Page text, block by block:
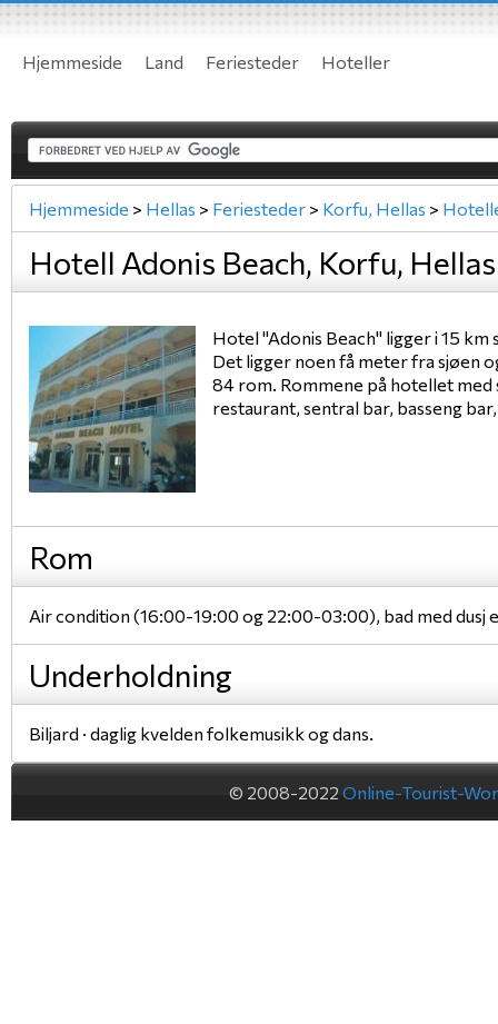
Hjemmeside Land Feriesteder Hoteller
Hjemmeside > Hellas > Feriesteder > Korfu, Hellas >
Hotell Adonis Beach, Korfu, Hellas
Hotel "Adonis Beach" ligger i 15
Det ligger noen få meter fra sjøen
84 rom. Rommene på hotellet
restaurant, sentral bar, basseng
Rom
Air condition (16:00-19:00 og 22:00-03:00), bad med dusj
Underholdning
Biljard · daglig kvelden folkemusikk og dans.
© 2008-2022 Online-Tourist-